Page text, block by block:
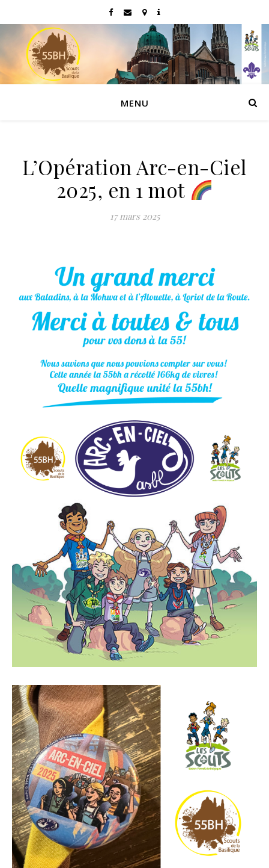
MENU
L’Opération Arc-en-Ciel
2025, en 1 mot
17 mars 2025